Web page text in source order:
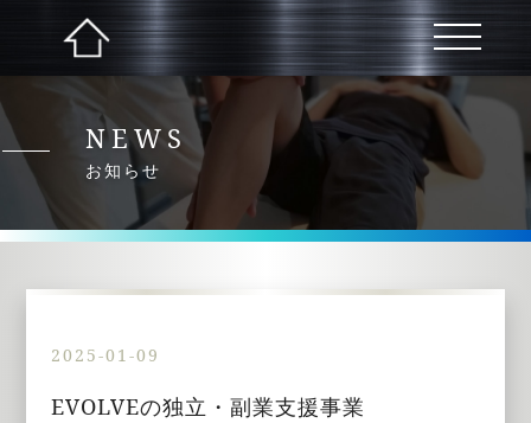
NEWS
お知らせ
2025-01-09
EVOLVEの独立・副業支援事業